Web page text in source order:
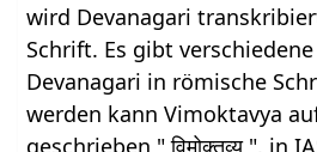
wird Devanagari
Schrift. Es gibt
Devanagari in römische
werden kann Vimoktavya
geschrieben " विमोक्तव्य ", in